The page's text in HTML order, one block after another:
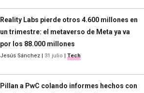
Reality Labs pierde otros 4.600 millones en
un trimestre: el metaverso de Meta ya va
por los 88.000 millones
Jesús Sánchez | 31 julio | Tech
Pillan a PwC colando informes hechos con